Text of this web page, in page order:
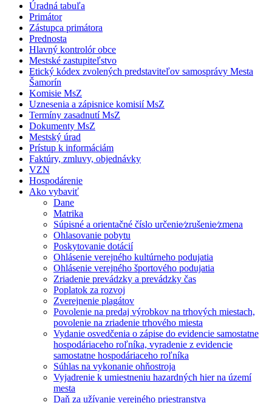
Úradná tabuľa
Primátor
Zástupca primátora
Prednosta
Hlavný kontrolór obce
Mestské zastupiteľstvo
Etický kódex zvolených predstaviteľov samosprávy Mesta
Šamorín
Komisie MsZ
Uznesenia a zápisnice komisií MsZ
Termíny zasadnutí MsZ
Dokumenty MsZ
Mestský úrad
Prístup k informáciám
Faktúry, zmluvy, objednávky
VZN
Hospodárenie
Ako vybaviť
Dane
Matrika
Súpisné a orientačné číslo určenie⁄zrušenie⁄zmena
Ohlasovanie pobytu
Poskytovanie dotácií
Ohlásenie verejného kultúrneho podujatia
Ohlásenie verejného športového podujatia
Zriadenie prevádzky a prevádzky čas
Poplatok za rozvoj
Zverejnenie plagátov
Povolenie na predaj výrobkov na trhových miestach,
povolenie na zriadenie trhového miesta
Vydanie osvedčenia o zápise do evidencie samostatne
hospodáriaceho roľníka, vyradenie z evidencie
samostatne hospodáriaceho roľníka
Súhlas na vykonanie ohňostroja
Vyjadrenie k umiestneniu hazardných hier na území
mesta
Daň za užívanie verejného priestranstva